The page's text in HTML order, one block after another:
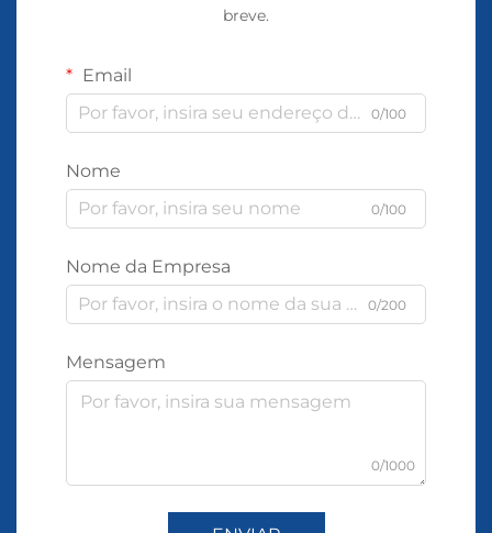
breve.
Email
0/100
Nome
0/100
Nome da Empresa
0/200
Mensagem
0/1000